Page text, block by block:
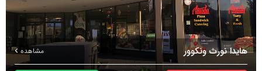
هایدا نورث ونکوور مشاهده